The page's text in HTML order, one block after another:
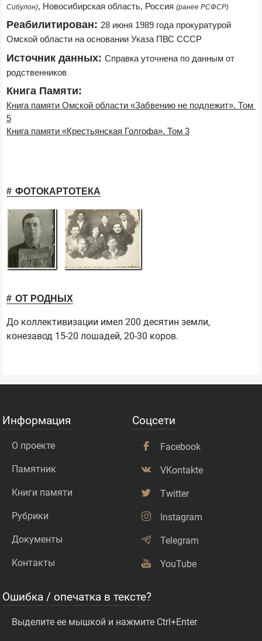
Сибулон), Новосибирская область, Россия (ранее РСФСР)
Реабилитирован: 28 июня 1989 года прокуратурой
Омской области на основании Указа ПВС СССР
Источник данных: Справка уточнена по данным от
родственников
Книга Памяти:
Книга памяти Омской области «Забвению не подлежит». Том
5
Книга памяти «Крестьянская Голгофа». Том 3
ФОТОКАРТОТЕКА
ОТ РОДНЫХ
До коллективизации имел 200 десятин земли,
конезавод 15-20 лошадей, 20-30 коров.
Информация
О проекте
Памятник
Книги памяти
Рубрики
Документы
Контакты
Соцсети
Facebook
VKontakte
Twitter
Instagram
Telegram
YouTube
Ошибка / опечатка в тексте?
Выделите ее мышкой и нажмите Ctrl+Enter